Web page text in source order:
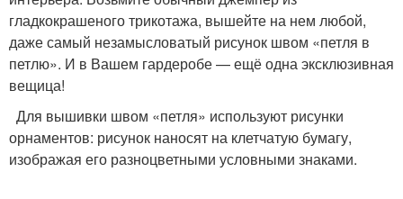
гладкокрашеного трикотажа, вышейте на нем любой,
даже самый незамысловатый рисунок швом «петля в
петлю». И в Вашем гардеробе — ещё одна эксклюзивная
вещица!
Для вышивки швом «петля» используют рисунки
орнаментов: рисунок наносят на клетчатую бумагу,
изображая его разноцветными условными знаками.